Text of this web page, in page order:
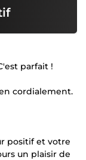
parfait !
cordialement.
positif et votre
un plaisir de